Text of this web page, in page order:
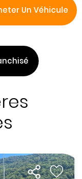
Un Véhicule